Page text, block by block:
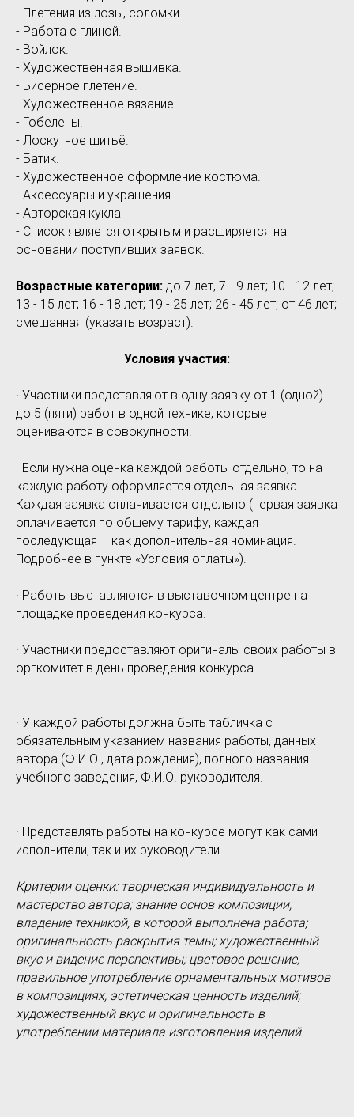
- Плетения из лозы, соломки.
- Работа с глиной.
- Войлок.
- Художественная вышивка.
- Бисерное плетение.
- Художественное вязание.
- Гобелены.
- Лоскутное шитьё.
- Батик.
- Художественное оформление костюма.
- Аксессуары и украшения.
- Авторская кукла
- Список является открытым и расширяется на
основании поступивших заявок.
Возрастные категории: до 7 лет, 7 - 9 лет; 10 - 12 лет;
13 - 15 лет; 16 - 18 лет; 19 - 25 лет; 26 - 45 лет; от 46 лет;
смешанная (указать возраст).
Условия участия:
· Участники представляют в одну заявку от 1 (одной)
до 5 (пяти) работ в одной технике, которые
оцениваются в совокупности.
· Если нужна оценка каждой работы отдельно, то на
каждую работу оформляется отдельная заявка.
Каждая заявка оплачивается отдельно (первая заявка
оплачивается по общему тарифу, каждая
последующая – как дополнительная номинация.
Подробнее в пункте «Условия оплаты»).
· Работы выставляются в выставочном центре на
площадке проведения конкурса.
· Участники предоставляют оригиналы своих работы в
оргкомитет в день проведения конкурса.
· У каждой работы должна быть табличка с
обязательным указанием названия работы, данных
автора (Ф.И.О., дата рождения), полного названия
учебного заведения, Ф.И.О. руководителя.
· Представлять работы на конкурсе могут как сами
исполнители, так и их руководители.
Критерии оценки: творческая индивидуальность и
мастерство автора; знание основ композиции;
владение техникой, в которой выполнена работа;
оригинальность раскрытия темы; художественный
вкус и видение перспективы; цветовое решение,
правильное употребление орнаментальных мотивов
в композициях; эстетическая ценность изделий;
художественный вкус и оригинальность в
употреблении материала изготовления изделий.